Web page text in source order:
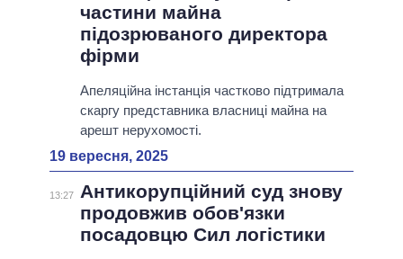
частини майна
підозрюваного директора
фірми
Апеляційна інстанція частково підтримала
скаргу представника власниці майна на
арешт нерухомості.
19 вересня, 2025
13:27
Антикорупційний суд знову
продовжив обов'язки
посадовцю Сил логістики